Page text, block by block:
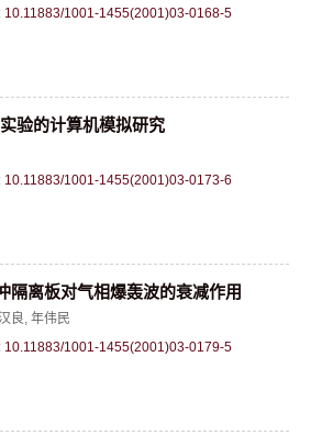
10.11883/1001-1455(2001)03-0168-5
验的计算机模拟研究
10.11883/1001-1455(2001)03-0173-6
隔离板对气相爆轰波的衰减作用
良, 年伟民
10.11883/1001-1455(2001)03-0179-5